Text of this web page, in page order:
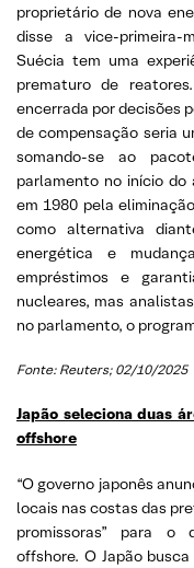
proprietário de nova
disse a vice-primeira-
Suécia tem uma
prematuro de
encerrada por decisões
de compensação seria
somando-se ao
parlamento no início do
em 1980 pela
como alternativa
energética e
empréstimos e
nucleares, mas
no parlamento, o
Fonte: Reuters; 02/10/2025
Japão seleciona duas
offshore
“O governo japonês
locais nas costas das
promissoras” para o
offshore. O Japão